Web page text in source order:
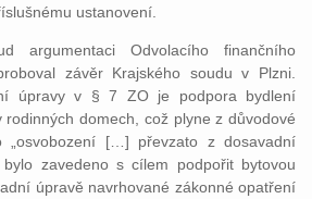
ustanovení.
argumentaci Odvolacího finančního
závěr Krajského soudu v Plzni.
úpravy v § 7 ZO je podpora bydlení
domech, což plyne z důvodové
„osvobození […] převzato z dosavadní
zavedeno s cílem podpořit bytovou
úpravě navrhované zákonné opatření